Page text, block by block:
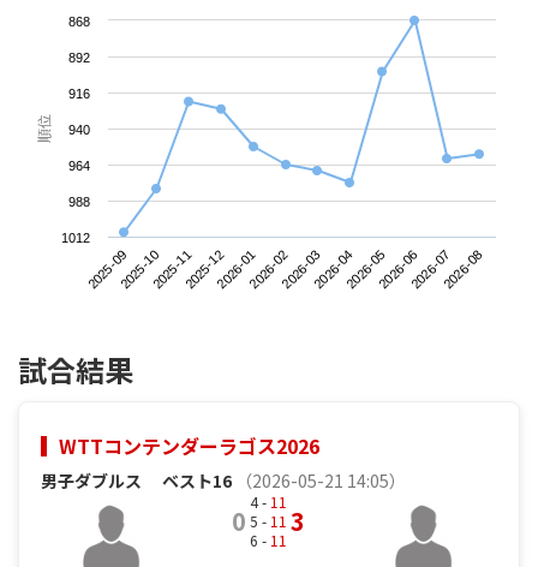
順位
2025-092025-102025-112025-122026-012026-022026-032026-042026-052026-062026-072026-08
868
892
916
940
964
988
1012
試合結果
WTTコンテンダーラゴス2026
男子ダブルス ベスト16 （2026-05-21 14:05）
0
4 - 11
5 - 11
6 - 11
3